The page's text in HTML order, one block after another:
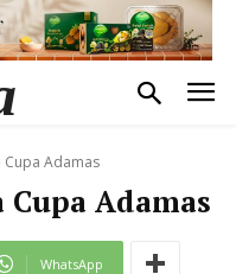
la Cupa
Cupa Adamas
Adamas
WhatsApp